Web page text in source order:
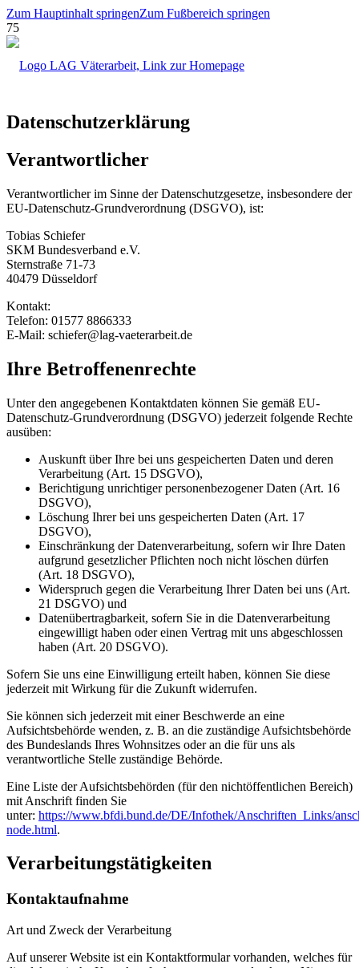
Zum Hauptinhalt springenZum Fußbereich springen
Datenschutzerklärung
Verantwortlicher
Verantwortlicher im Sinne der Datenschutzgesetze, insbesondere der
EU-Datenschutz-Grundverordnung (DSGVO), ist:
Tobias Schiefer
SKM Bundesverband e.V.
Sternstraße 71-73
40479 Düsseldorf
Kontakt:
Telefon: 01577 8866333
E-Mail: schiefer@lag-vaeterarbeit.de
Ihre Betroffenenrechte
Unter den angegebenen Kontaktdaten können Sie gemäß EU-
Datenschutz-Grundverordnung (DSGVO) jederzeit folgende Rechte
ausüben:
Auskunft über Ihre bei uns gespeicherten Daten und deren
Verarbeitung (Art. 15 DSGVO),
Berichtigung unrichtiger personenbezogener Daten (Art. 16
DSGVO),
Löschung Ihrer bei uns gespeicherten Daten (Art. 17
DSGVO),
Einschränkung der Datenverarbeitung, sofern wir Ihre Daten
aufgrund gesetzlicher Pflichten noch nicht löschen dürfen
(Art. 18 DSGVO),
Widerspruch gegen die Verarbeitung Ihrer Daten bei uns (Art.
21 DSGVO) und
Datenübertragbarkeit, sofern Sie in die Datenverarbeitung
eingewilligt haben oder einen Vertrag mit uns abgeschlossen
haben (Art. 20 DSGVO).
Sofern Sie uns eine Einwilligung erteilt haben, können Sie diese
jederzeit mit Wirkung für die Zukunft widerrufen.
Sie können sich jederzeit mit einer Beschwerde an eine
Aufsichtsbehörde wenden, z. B. an die zuständige Aufsichtsbehörde
des Bundeslands Ihres Wohnsitzes oder an die für uns als
verantwortliche Stelle zuständige Behörde.
Eine Liste der Aufsichtsbehörden (für den nichtöffentlichen Bereich)
mit Anschrift finden Sie
unter: https://www.bfdi.bund.de/DE/Infothek/Anschriften_Links/
node.html.
Verarbeitungstätigkeiten
Kontaktaufnahme
Art und Zweck der Verarbeitung
Auf unserer Website ist ein Kontaktformular vorhanden, welches für